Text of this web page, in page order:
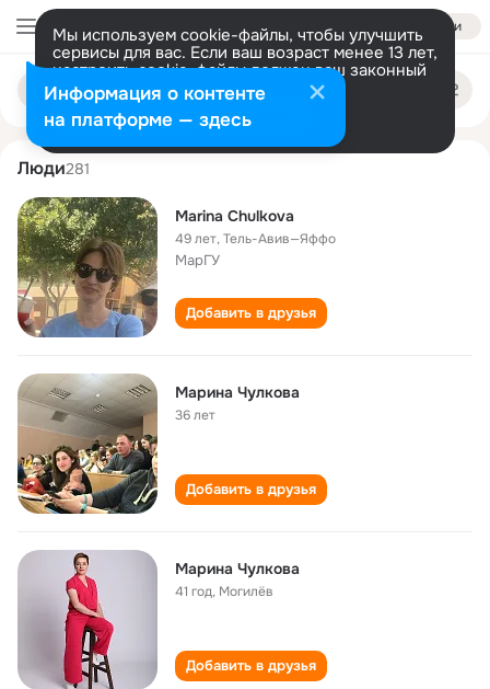
Войти
Мы используем cookie-файлы, чтобы улучшить
сервисы для вас. Если ваш возраст менее 13 лет,
настроить cookie-файлы должен ваш законный
представитель. Больше информации
Разрешить все Настроить
Поиск
людям
marina chulkova
Люди281
Marina Chulkova
49 лет,Тель-Авив—Яффо
МарГУ
Добавить в друзья
Марина Чулкова
36 лет
Добавить в друзья
Марина Чулкова
41 год, Могилёв
Добавить в друзья
Информация о контенте
на платформе — здесь